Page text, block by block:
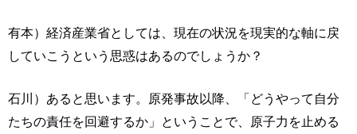
有本）経済産業省としては、現在の状況を現実的な軸に戻
していこうという思惑はあるのでしょうか？
石川）あると思います。原発事故以降、「どうやって自分
たちの責任を回避するか」ということで、原子力を止める